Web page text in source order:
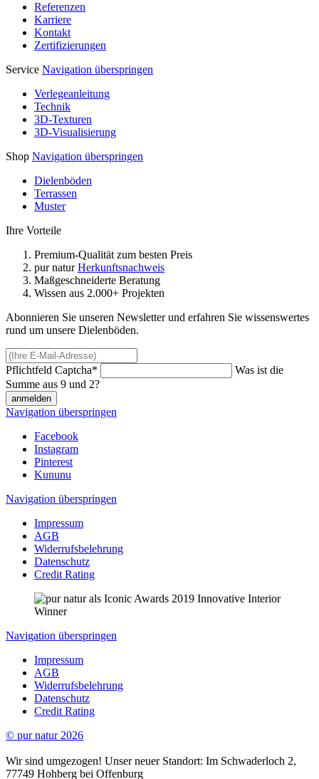
Referenzen
Karriere
Kontakt
Zertifizierungen
Service Navigation überspringen
Verlegeanleitung
Technik
3D-Texturen
3D-Visualisierung
Shop Navigation überspringen
Dielenböden
Terrassen
Muster
Ihre Vorteile
Premium-Qualität zum besten Preis
pur naturHerkunftsnachweis
Maßgeschneiderte Beratung
Wissen aus 2.000+ Projekten
Abonnieren Sie unseren Newsletter und erfahren Sie wissenswertes
rund um unsere Dielenböden.
Pflichtfeld Captcha*
Was ist die
Summe aus 9 und 2?
anmelden
Navigation überspringen
Facebook
Instagram
Pinterest
Kununu
Navigation überspringen
Impressum
AGB
Widerrufsbelehrung
Datenschutz
Credit Rating
Navigation überspringen
Impressum
AGB
Widerrufsbelehrung
Datenschutz
Credit Rating
© pur natur 2026
Wir sind umgezogen! Unser neuer Standort: Im Schwaderloch 2,
77749 Hohberg bei Offenburg